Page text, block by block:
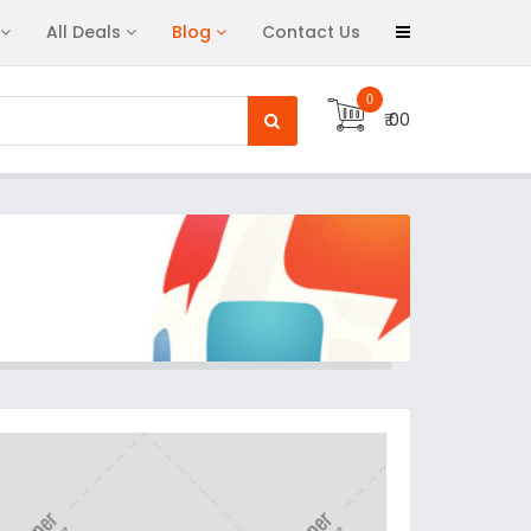
All Deals Blog Contact Us
0
₹ 00